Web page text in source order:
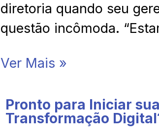
diretoria quando seu
questão incômoda.
Ver Mais »
Pronto para Iniciar sua
Transformação